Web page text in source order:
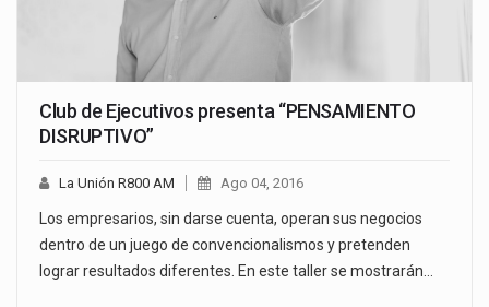
Club de Ejecutivos presenta “PENSAMIENTO
DISRUPTIVO”
La Unión R800 AM Ago 04, 2016
Los empresarios, sin darse cuenta, operan sus negocios
dentro de un juego de convencionalismos y pretenden
lograr resultados diferentes. En este taller se mostrarán…